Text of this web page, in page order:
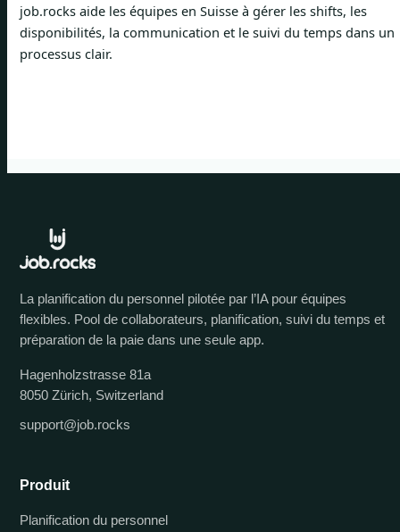
job.rocks aide les équipes en Suisse à gérer les shifts, les
disponibilités, la communication et le suivi du temps dans un
processus clair.
La planification du personnel pilotée par l’IA pour équipes
flexibles. Pool de collaborateurs, planification, suivi du temps et
préparation de la paie dans une seule app.
Hagenholzstrasse 81a
8050 Zürich, Switzerland
support@job.rocks
Produit
Planification du personnel